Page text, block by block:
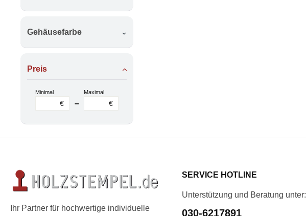
Gehäusefarbe
Preis
Minimal
€ –
Maximal
€
Ihr Partner für hochwertige individuelle
SERVICE HOTLINE
Unterstützung und Beratung unter:
030-6217891